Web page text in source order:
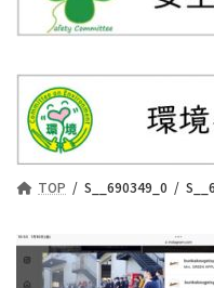
TOP S__690349_0